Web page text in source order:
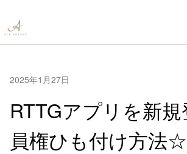
2025年1月27日
RTTGアプリを新
員権ひも付け方法